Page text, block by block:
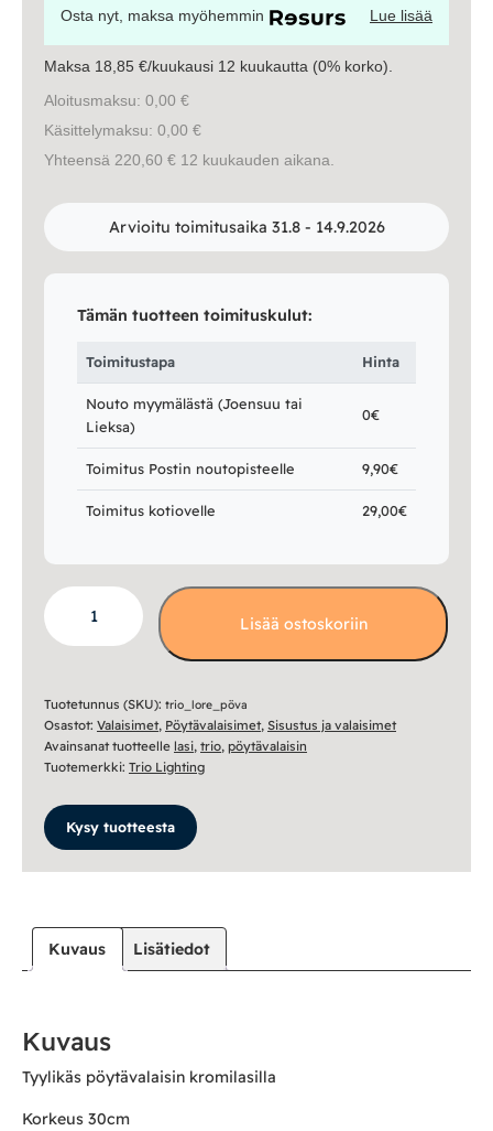
Osta nyt, maksa myöhemmin Lue lisää
Maksa 18,85 €/kuukausi 12 kuukautta (0% korko).
Aloitusmaksu: 0,00 €
Käsittelymaksu: 0,00 €
Yhteensä 220,60 € 12 kuukauden aikana.
Arvioitu toimitusaika 31.8 - 14.9.2026
Tämän tuotteen toimituskulut:
Toimitustapa Hinta
Nouto myymälästä (Joensuu tai
Lieksa)
0€
Toimitus Postin noutopisteelle 9,90€
Toimitus kotiovelle 29,00€
Lorena
pöytävalaisin
mattamusta/kromilasi
Lisää ostoskoriin
Tuotetunnus (SKU): trio_lore_pöva
Osastot: Valaisimet, Pöytävalaisimet, Sisustus ja valaisimet
Avainsanat tuotteelle lasi, trio, pöytävalaisin
Tuotemerkki: Trio Lighting
Kysy tuotteesta
Kuvaus Lisätiedot
Kuvaus
Tyylikäs pöytävalaisin kromilasilla
Korkeus 30cm